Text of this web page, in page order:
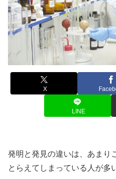
X
LINE
発明と発見の違いは、あまり
とらえてしまっている人が多